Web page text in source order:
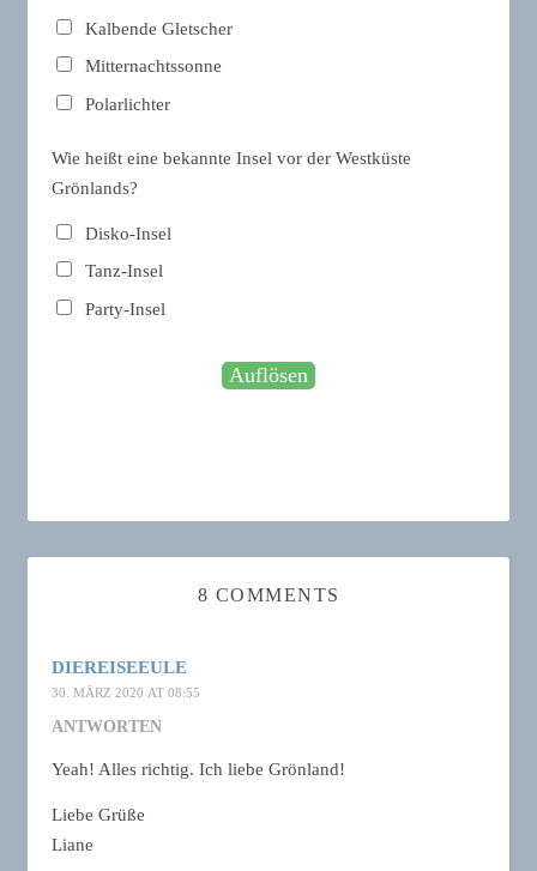
Kalbende Gletscher
Mitternachtssonne
Polarlichter
Wie heißt eine bekannte Insel vor der Westküste
Grönlands?
Disko-Insel
Tanz-Insel
Party-Insel
8 COMMENTS
DIEREISEEULE
30. MÄRZ 2020 AT 08:55
ANTWORTEN
Yeah! Alles richtig. Ich liebe Grönland!
Liebe Grüße
Liane